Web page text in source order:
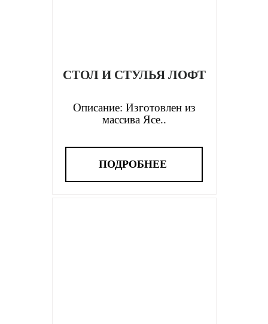
СТОЛ И СТУЛЬЯ ЛОФТ
Описание: Изготовлен из
массива Ясе..
ПОДРОБНЕЕ